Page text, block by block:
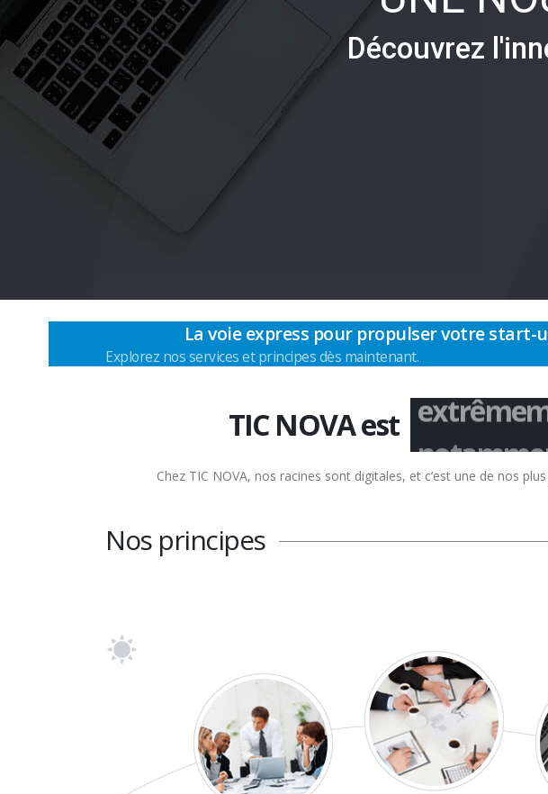
Découvrez l'inn
La voie express pour propulser votre start-
Explorez nos services et principes dès maintenant.
TIC NOVA est
Chez TIC NOVA, nos racines sont digitales, et c’est une de nos
Nos principes